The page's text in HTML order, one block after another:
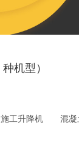
种机型）
施工升降机
混凝